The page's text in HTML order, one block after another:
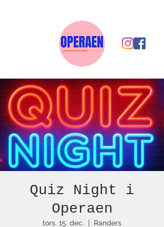
Quiz Night i
Operaen
tors. 15. dec.
  |
Randers